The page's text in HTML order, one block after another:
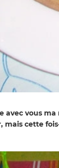
avec vous
mais cette